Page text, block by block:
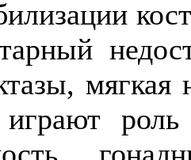
мягкая
роль